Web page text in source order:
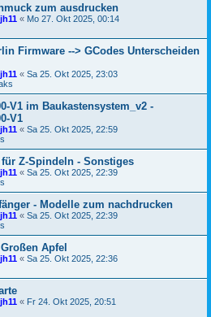
zum ausdrucken
« Mo 27. Okt 2025, 00:14
Firmware --> GCodes Unterscheiden
« Sa 25. Okt 2025, 23:03
V1 im Baukastensystem_v2 -
V1
« Sa 25. Okt 2025, 22:59
Z-Spindeln - Sonstiges
« Sa 25. Okt 2025, 22:39
- Modelle zum nachdrucken
« Sa 25. Okt 2025, 22:39
Apfel
« Sa 25. Okt 2025, 22:36
« Fr 24. Okt 2025, 20:51